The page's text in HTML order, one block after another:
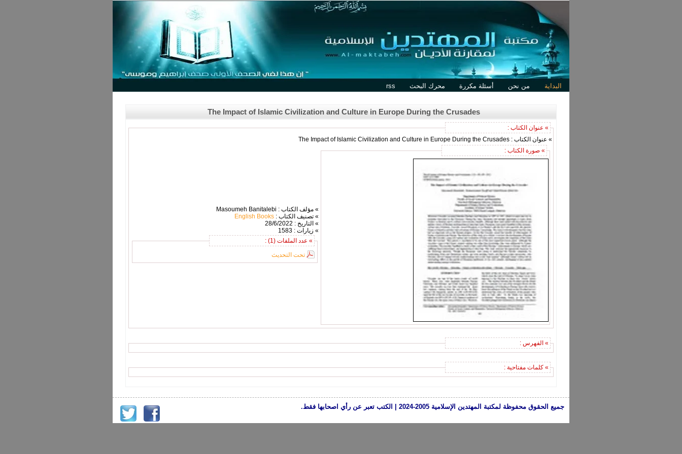
البداية من نحن أسئلة مكررة محرك البحث rss
The Impact of Islamic Civilization and Culture in Europe During the Crusades
» عنوان الكتاب :
» عنوان الكتاب : The Impact of Islamic Civilization and Culture in Europe During the Crusades
» صورة الكتاب :
» مؤلف الكتاب : Masoumeh Banitalebi
» تصنيف الكتاب : English Books
» التاريخ : 28/6/2022
» زيارات : 1583
» عدد الملفات (1) :
تحت التحديث
» الفهرس :
» كلمات مفتاحية :
جميع الحقوق محفوظة لمكتبة المهتدين الإسلامية 2005-2024 | الكتب تعبر عن رأي اصحابها فقط.